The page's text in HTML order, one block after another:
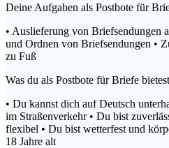
Deine Aufgaben als Postbote für
• Auslieferung von Briefsendungen
und Ordnen von Briefsendungen •
zu Fuß
Was du als Postbote für Briefe bietest
• Du kannst dich auf Deutsch
im Straßenverkehr • Du bist
flexibel • Du bist wetterfest und
18 Jahre alt